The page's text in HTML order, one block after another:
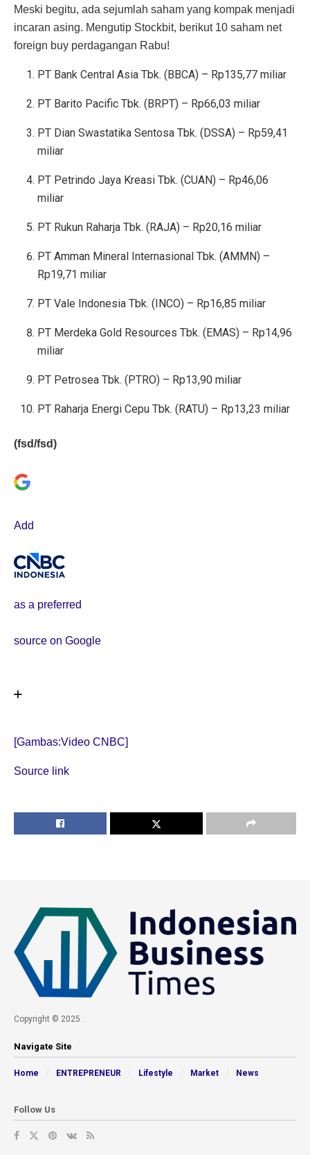
Meski begitu, ada sejumlah saham yang kompak menjadi
incaran asing. Mengutip Stockbit, berikut 10 saham net
foreign buy perdagangan Rabu!
PT Bank Central Asia Tbk. (BBCA) – Rp135,77 miliar
PT Barito Pacific Tbk. (BRPT) – Rp66,03 miliar
PT Dian Swastatika Sentosa Tbk. (DSSA) – Rp59,41
miliar
PT Petrindo Jaya Kreasi Tbk. (CUAN) – Rp46,06
miliar
PT Rukun Raharja Tbk. (RAJA) – Rp20,16 miliar
PT Amman Mineral Internasional Tbk. (AMMN) –
Rp19,71 miliar
PT Vale Indonesia Tbk. (INCO) – Rp16,85 miliar
PT Merdeka Gold Resources Tbk. (EMAS) – Rp14,96
miliar
PT Petrosea Tbk. (PTRO) – Rp13,90 miliar
PT Raharja Energi Cepu Tbk. (RATU) – Rp13,23 miliar
(fsd/fsd)
Add
as a preferred
source on Google
[Gambas:Video CNBC]
Source link
Copyright © 2025 .
Navigate Site
Home ENTREPRENEUR Lifestyle Market News
Follow Us